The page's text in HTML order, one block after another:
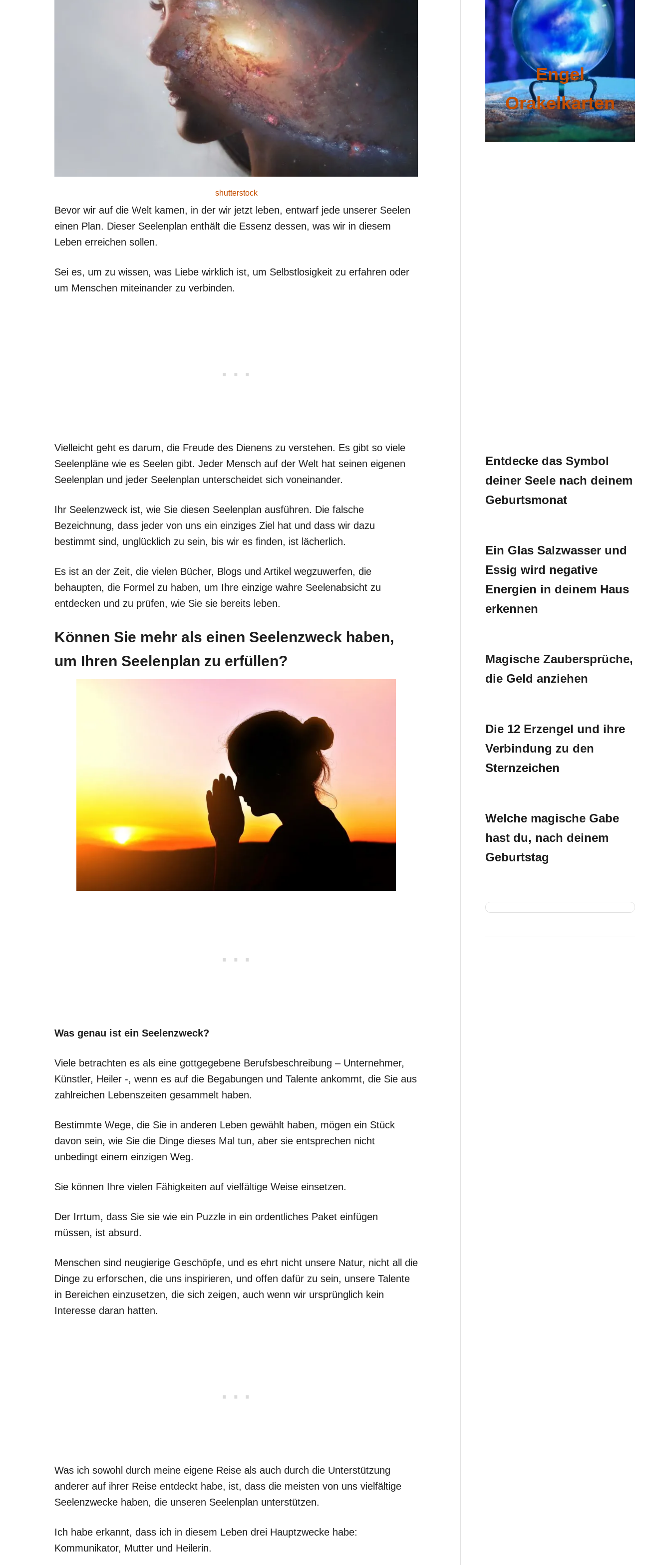
shutterstock
Bevor wir auf die Welt kamen, in der wir jetzt leben, entwarf jede unserer Seelen
einen Plan. Dieser Seelenplan enthält die Essenz dessen, was wir in diesem
Leben erreichen sollen.
Sei es, um zu wissen, was Liebe wirklich ist, um Selbstlosigkeit zu erfahren oder
um Menschen miteinander zu verbinden.
Vielleicht geht es darum, die Freude des Dienens zu verstehen. Es gibt so viele
Seelenpläne wie es Seelen gibt. Jeder Mensch auf der Welt hat seinen eigenen
Seelenplan und jeder Seelenplan unterscheidet sich voneinander.
Ihr Seelenzweck ist, wie Sie diesen Seelenplan ausführen. Die falsche
Bezeichnung, dass jeder von uns ein einziges Ziel hat und dass wir dazu
bestimmt sind, unglücklich zu sein, bis wir es finden, ist lächerlich.
Es ist an der Zeit, die vielen Bücher, Blogs und Artikel wegzuwerfen, die
behaupten, die Formel zu haben, um Ihre einzige wahre Seelenabsicht zu
entdecken und zu prüfen, wie Sie sie bereits leben.
Können Sie mehr als einen Seelenzweck haben,
um Ihren Seelenplan zu erfüllen?
Was genau ist ein Seelenzweck?
Viele betrachten es als eine gottgegebene Berufsbeschreibung – Unternehmer,
Künstler, Heiler -, wenn es auf die Begabungen und Talente ankommt, die Sie aus
zahlreichen Lebenszeiten gesammelt haben.
Bestimmte Wege, die Sie in anderen Leben gewählt haben, mögen ein Stück
davon sein, wie Sie die Dinge dieses Mal tun, aber sie entsprechen nicht
unbedingt einem einzigen Weg.
Sie können Ihre vielen Fähigkeiten auf vielfältige Weise einsetzen.
Der Irrtum, dass Sie sie wie ein Puzzle in ein ordentliches Paket einfügen
müssen, ist absurd.
Menschen sind neugierige Geschöpfe, und es ehrt nicht unsere Natur, nicht all die
Dinge zu erforschen, die uns inspirieren, und offen dafür zu sein, unsere Talente
in Bereichen einzusetzen, die sich zeigen, auch wenn wir ursprünglich kein
Interesse daran hatten.
Was ich sowohl durch meine eigene Reise als auch durch die Unterstützung
anderer auf ihrer Reise entdeckt habe, ist, dass die meisten von uns vielfältige
Seelenzwecke haben, die unseren Seelenplan unterstützen.
Ich habe erkannt, dass ich in diesem Leben drei Hauptzwecke habe:
Kommunikator, Mutter und Heilerin.
Engel
Orakelkarten
Entdecke das Symbol
deiner Seele nach deinem
Geburtsmonat
Ein Glas Salzwasser und
Essig wird negative
Energien in deinem Haus
erkennen
Magische Zaubersprüche,
die Geld anziehen
Die 12 Erzengel und ihre
Verbindung zu den
Sternzeichen
Welche magische Gabe
hast du, nach deinem
Geburtstag